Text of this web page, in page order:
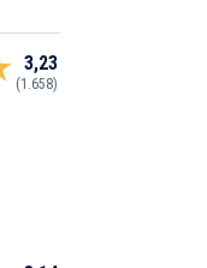
3,23
(1.658)